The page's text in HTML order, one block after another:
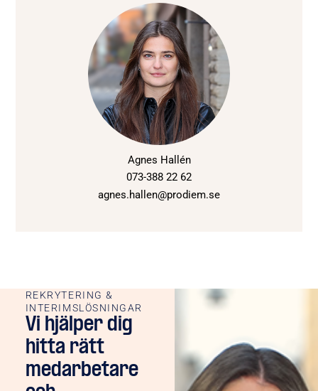
Agnes Hallén
073-388 22 62
agnes.hallen@prodiem.se
REKRYTERING &
INTERIMSLÖSNINGAR
Vi hjälper dig
hitta rätt
medarbetare